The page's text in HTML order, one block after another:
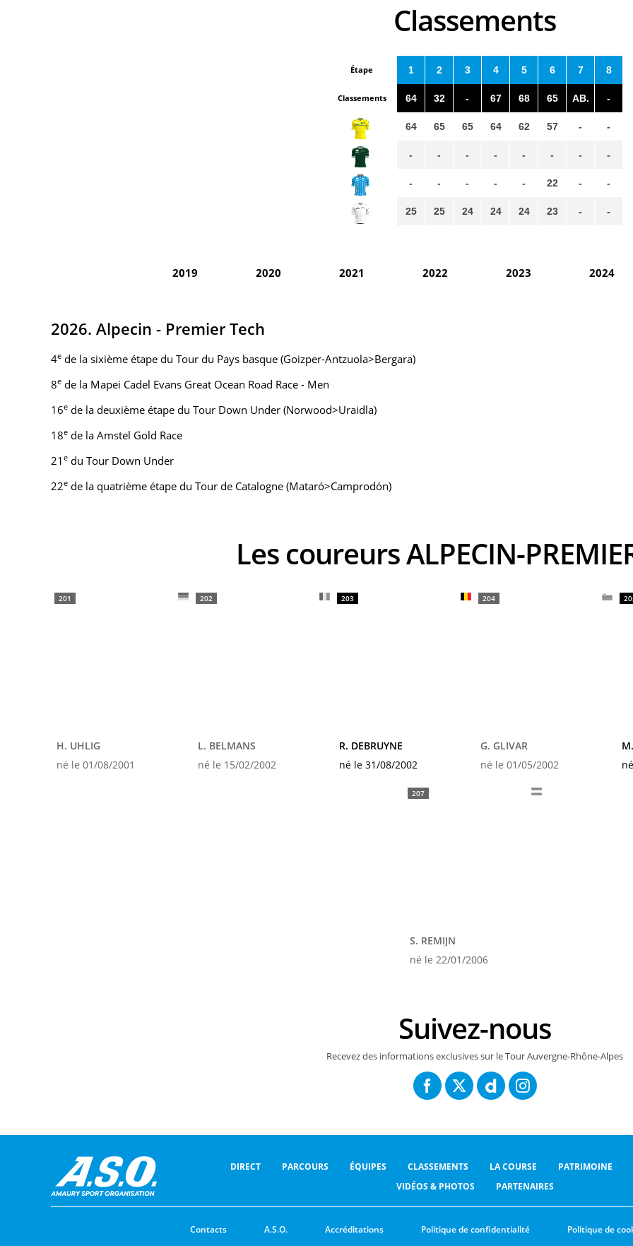
Classements
Étape
Classements
1
64
64
-
-
25
2
32
65
-
-
25
3
-
65
-
-
24
4
67
64
-
-
24
5
68
62
-
-
24
6
65
57
-
22
23
7
AB.
-
-
-
-
8
-
-
-
-
-
2019 2020 2021 2022 2023 2024
2026. Alpecin - Premier Tech
4e de la sixième étape du Tour du Pays basque (Goizper-Antzuola>Bergara)
8e de la Mapei Cadel Evans Great Ocean Road Race - Men
16e de la deuxième étape du Tour Down Under (Norwood>Uraidla)
18e de la Amstel Gold Race
21 e du Tour Down Under
22e de la quatrième étape du Tour de Catalogne (Mataró>Camprodón)
Les coureurs ALPECIN-
201
H. UHLIG
né le 01/08/2001
202
L. BELMANS
né le 15/02/2002
203
R. DEBRUYNE
né le 31/08/2002
204
G. GLIVAR
né le 01/05/2002
207
S. REMIJN
né le 22/01/2006
Suivez-nous
Recevez des informations exclusives sur le Tour Auvergne-Rhône-Alpes
DIRECT PARCOURS ÉQUIPES CLASSEMENTS LA COURSE PATRIMOINE
VIDÉOS & PHOTOS
PARTENAIRES
Contacts A.S.O. Accréditations Politique de confidentialité Politique de